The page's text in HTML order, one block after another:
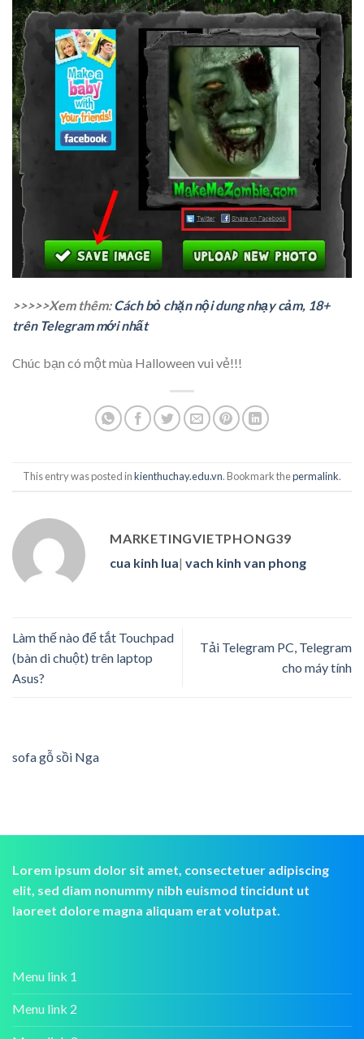
>>>>>Xem thêm:Cách bỏ chặn nội dung nhạy cảm, 18+
trên Telegram mới nhất
Chúc bạn có một mùa Halloween vui vẻ!!!
This entry was posted inkienthuchay.edu.vn. Bookmark thepermalink.
MARKETINGVIETPHONG39
cua kinh lua| vach kinh van phong
Làm thế nào để tắt Touchpad
(bàn di chuột) trên laptop
Asus?
Tải Telegram PC, Telegram
cho máy tính
sofa gỗ sồi Nga
Lorem ipsum dolor sit amet, consectetuer adipiscing
elit, sed diam nonummy nibh euismod tincidunt ut
laoreet dolore magna aliquam erat volutpat.
Menu link 1
Menu link 2